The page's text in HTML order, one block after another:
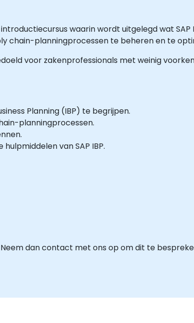
waarin wordt uitgelegd wat
chain-planningprocessen te beheren en te
voor zakenprofessionals met weinig
Planning (IBP) te begrijpen.
planningprocessen.
van SAP IBP.
dan contact met ons op om dit te